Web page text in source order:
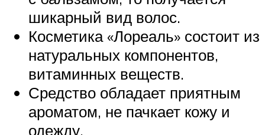
шикарный вид волос.
Косметика «Лореаль» состоит из
натуральных компонентов,
витаминных веществ.
Средство обладает приятным
ароматом, не пачкает кожу и
одежду.